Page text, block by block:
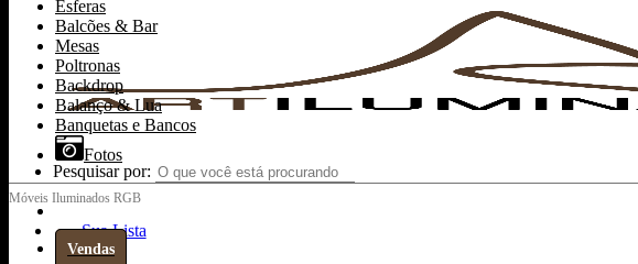
Pesquisar por:
Sua Lista
Esferas
Balcões & Bar
Mesas
Poltronas
Backdrop
Balanço & Lua
Banquetas e Bancos
Fotos
Vendas